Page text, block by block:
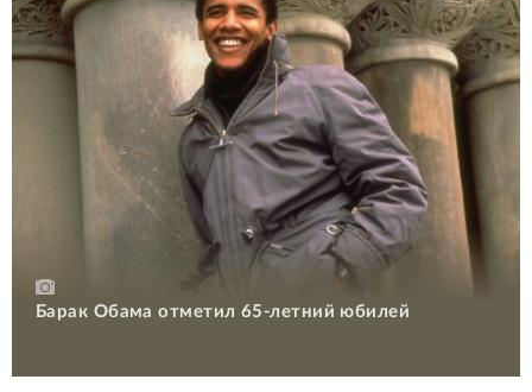
Барак Обама отметил 65-летний юбилей